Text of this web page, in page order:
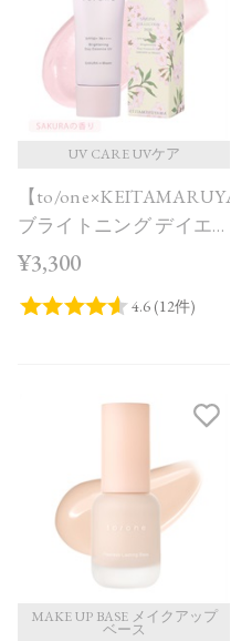
UV CARE UVケア
【to/
ブライトニング デイエ
ッセンス UV SAKURA in
¥3,300
MAKE UP BASE メイクアップ
ベース